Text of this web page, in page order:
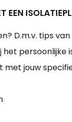
EEN
D.m.v. tips
het persoonlijke
jouw